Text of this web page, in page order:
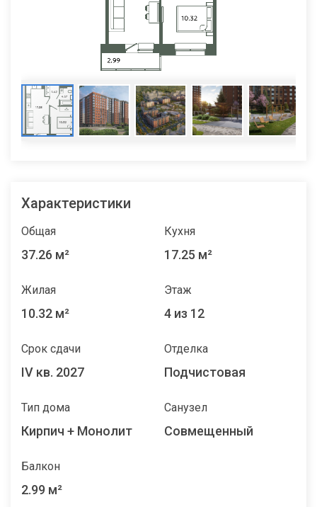
Характеристики
Общая
37.26 м²
Кухня
17.25 м²
Жилая
10.32 м²
Этаж
4 из 12
Срок сдачи
IV кв. 2027
Отделка
Подчистовая
Тип дома
Кирпич + Монолит
Санузел
Совмещенный
Балкон
2.99 м²